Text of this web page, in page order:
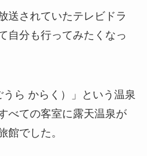
送されていたテレビドラ
自分も行ってみたくなっ
うら からく）」という温泉
べての客室に露天温泉が
館でした。